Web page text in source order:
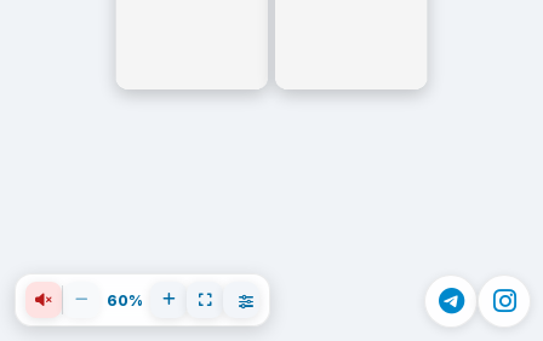
60%